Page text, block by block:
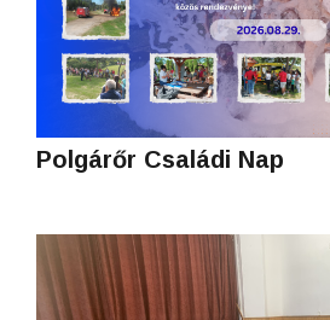
Polgárőr Családi Nap